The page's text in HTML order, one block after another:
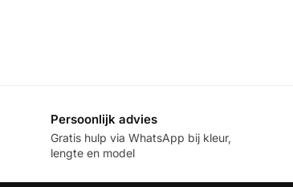
Persoonlijk advies
Gratis hulp via WhatsApp bij kleur,
lengte en model